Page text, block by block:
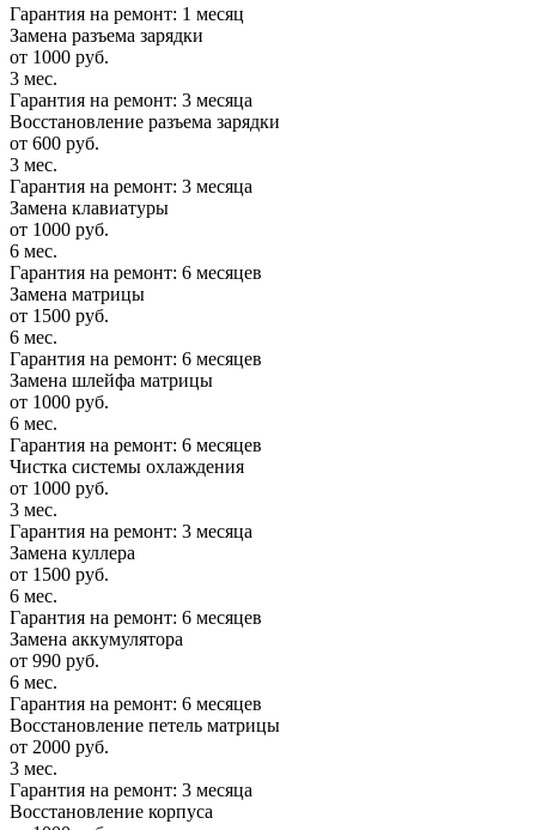
Гарантия на ремонт: 1 месяц
Замена разъема зарядки
от 1000 руб.
3 мес.
Гарантия на ремонт: 3 месяца
Восстановление разъема зарядки
от 600 руб.
3 мес.
Гарантия на ремонт: 3 месяца
Замена клавиатуры
от 1000 руб.
6 мес.
Гарантия на ремонт: 6 месяцев
Замена матрицы
от 1500 руб.
6 мес.
Гарантия на ремонт: 6 месяцев
Замена шлейфа матрицы
от 1000 руб.
6 мес.
Гарантия на ремонт: 6 месяцев
Чистка системы охлаждения
от 1000 руб.
3 мес.
Гарантия на ремонт: 3 месяца
Замена куллера
от 1500 руб.
6 мес.
Гарантия на ремонт: 6 месяцев
Замена аккумулятора
от 990 руб.
6 мес.
Гарантия на ремонт: 6 месяцев
Восстановление петель матрицы
от 2000 руб.
3 мес.
Гарантия на ремонт: 3 месяца
Восстановление корпуса